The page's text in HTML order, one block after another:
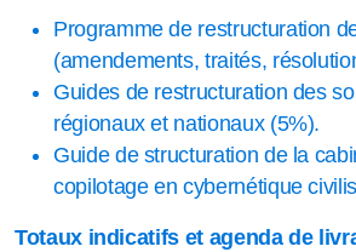
Programme de restructuration
(amendements, traités,
Guides de restructuration des
régionaux et nationaux (5%).
Guide de structuration de la
copilotage en cybernétique
Totaux indicatifs et agenda de